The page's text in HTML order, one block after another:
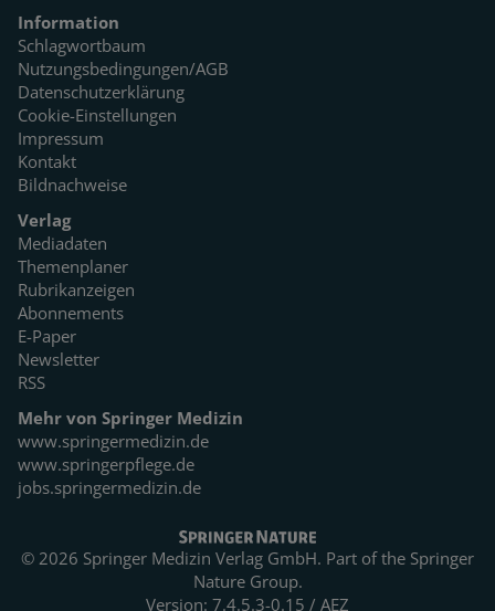
Information
Schlagwortbaum
Nutzungsbedingungen/AGB
Datenschutzerklärung
Cookie-Einstellungen
Impressum
Kontakt
Bildnachweise
Verlag
Mediadaten
Themenplaner
Rubrikanzeigen
Abonnements
E-Paper
Newsletter
RSS
Mehr von Springer Medizin
www.springermedizin.de
www.springerpflege.de
jobs.springermedizin.de
© 2026 Springer Medizin Verlag GmbH. Part of the Springer
Nature Group.
Version: 7.4.5.3-0.15 / AEZ